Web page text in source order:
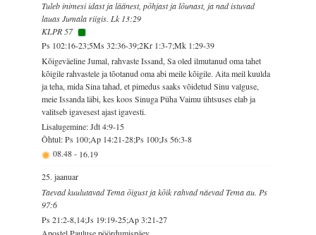
Tuleb inimesi idast ja läänest, põhjast ja lõunast, ja nad istuvad
lauas Jumala riigis. Lk 13:29
KLPR 57
Ps 102:16-23;5Ms 32:36-39;2Kr 1:3-7;Mk 1:29-39
Kõigeväeline Jumal, rahvaste Issand, Sa oled ilmutanud oma tahet
kõigile rahvastele ja tõotanud oma abi meile kõigile. Aita meil kuulda
ja teha, mida Sina tahad, et pimedus saaks võidetud Sinu valguse,
meie Issanda läbi, kes koos Sinuga Püha Vaimu ühtsuses elab ja
valitseb igavesest ajast igavesti.
Lisalugemine: Jdt 4:9-15
Õhtul: Ps 100;Ap 14:21-28;Ps 100;Js 56:3-8
08.48- 16.19
25. jaanuar
Taevad kuulutavad Tema õigust ja kõik rahvad näevad Tema au. Ps
97:6
Ps 21:2-8,14;Js 19:19-25;Ap 3:21-27